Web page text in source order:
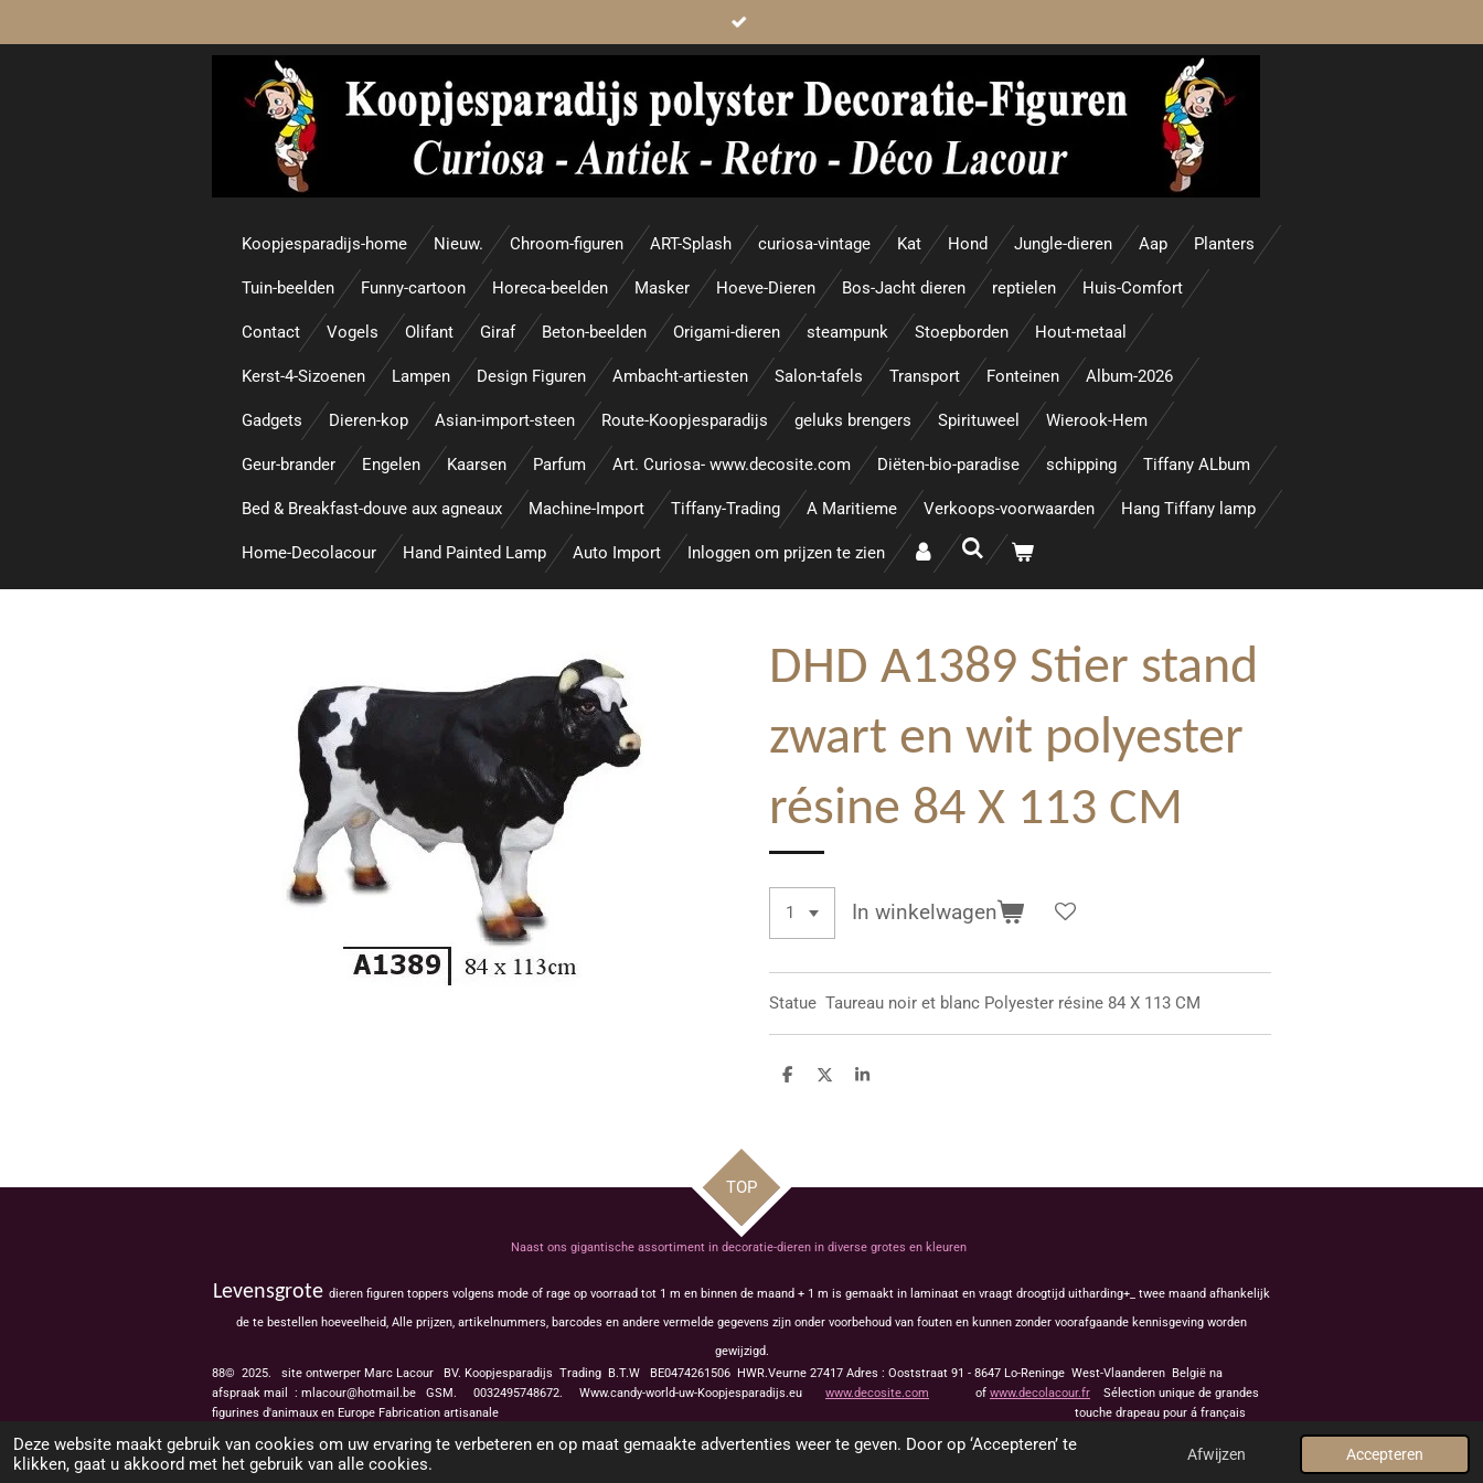
Deze website maakt gebruik van cookies om uw ervaring te verbeteren en op maat gemaakte advertenties weer te geven. Door op ‘Accepteren’ te
klikken, gaat u akkoord met het gebruik van alle cookies.
Afwijzen Accepteren
Koopjesparadijs-home Nieuw. Chroom-figuren ART-Splash curiosa-vintage Kat Hond Jungle-dieren Aap Planters
Tuin-beelden Funny-cartoon Horeca-beelden Masker Hoeve-Dieren Bos-Jacht dieren reptielen Huis-Comfort
Contact Vogels Olifant Giraf Beton-beelden Origami-dieren steampunk Stoepborden Hout-metaal
Kerst-4-Sizoenen Lampen Design Figuren Ambacht-artiesten Salon-tafels Transport Fonteinen Album-2026
Gadgets Dieren-kop Asian-import-steen Route-Koopjesparadijs geluks brengers Spirituweel Wierook-Hem
Geur-brander Engelen Kaarsen Parfum Art. Curiosa- www.decosite.com Diëten-bio-paradise schipping Tiffany ALbum
Bed & Breakfast-douve aux agneaux Machine-Import Tiffany-Trading A Maritieme Verkoops-voorwaarden Hang Tiffany lamp
Home-Decolacour Hand Painted Lamp Auto Import Inloggen om prijzen te zien
DHD A1389 Stier stand
zwart en wit polyester
résine 84 X 113 CM
In winkelwagen
Statue Taureau noir et blanc Polyester résine 84 X 113 CM
D
D
S
TOP
Naast ons gigantische assortiment in decoratie-dieren in diverse grotes en kleuren
Levensgrote dieren figuren toppers volgens mode of rage op voorraad tot 1 m en binnen de maand + 1 m is gemaakt in laminaat en vraagt droogtijd uitharding+_ twee maand afhankelijk
de te bestellen hoeveelheid, Alle prijzen, artikelnummers, barcodes en andere vermelde gegevens zijn onder voorbehoud van fouten en kunnen zonder voorafgaande kennisgeving worden
gewijzigd.
88© 2025. site ontwerper Marc Lacour BV. Koopjesparadijs Trading B.T.W BE0474261506 HWR.Veurne 27417 Adres : Ooststraat 91 - 8647 Lo-Reninge West-Vlaanderen België na
afspraak mail : mlacour@hotmail.be GSM.
0032495748672. Www.candy-world-uw-Koopjesparadijs.eu www.decosite.com of www.decolacour.fr Sélection unique de grandes
figurines d'animaux en Europe Fabrication artisanale touche drapeau pour á français